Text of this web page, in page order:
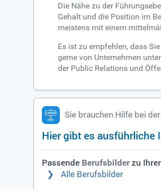
Die Nähe zu der
Gehalt und die Position im
meistens mit einem
Es ist zu empfehlen, dass
gerne von Unternehmen
der Public Relations und
Sie brauchen Hilfe bei
Hier gibt es ausführliche
Passende Berufsbilder zu
Alle Berufsbilder